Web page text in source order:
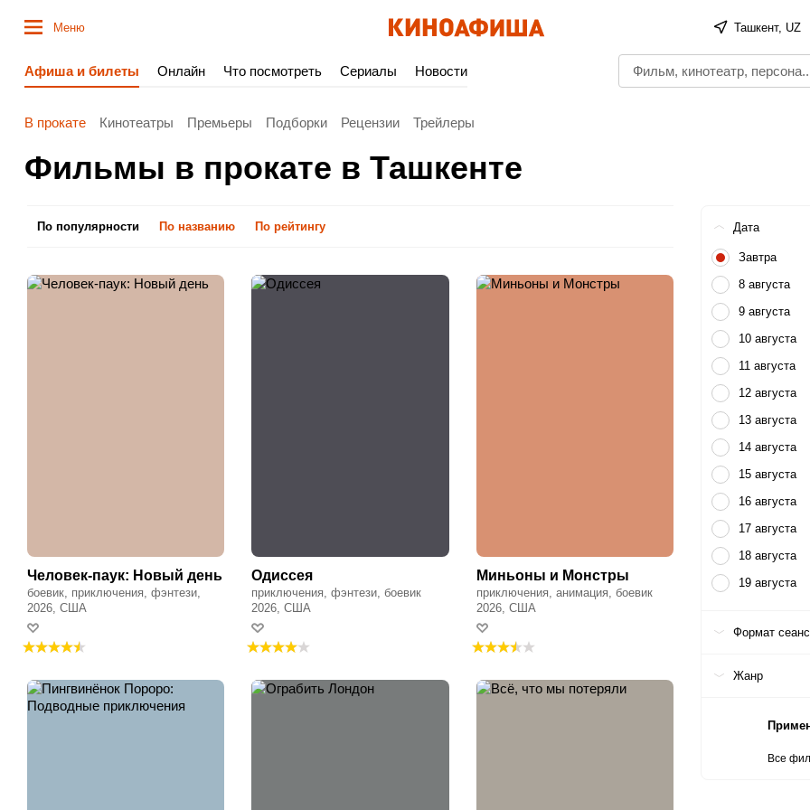
Меню Ташкент, UZ
Афиша и билеты Онлайн Что посмотреть Сериалы Новости
В прокате Кинотеатры Премьеры Подборки Рецензии Трейлеры
Фильмы в прокате в Ташкенте
По популярности По названию По рейтингу
Человек-паук: Новый день
боевик, приключения, фэнтези,
фантастика
2026, США
Одиссея
приключения, фэнтези, боевик
2026, США
Миньоны и Монстры
приключения, анимация, боевик
2026, США
Дата
Завтра
8 августа
9 августа
10 августа
11 августа
12 августа
13 августа
14 августа
15 августа
16 августа
17 августа
18 августа
19 августа
Формат
Жанр
Все